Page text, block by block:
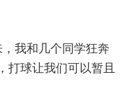
我和几个同学狂奔
打球让我们可以暂且